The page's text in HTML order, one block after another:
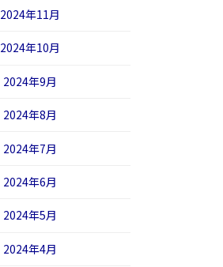
2024年11月
2024年10月
2024年9月
2024年8月
2024年7月
2024年6月
2024年5月
2024年4月